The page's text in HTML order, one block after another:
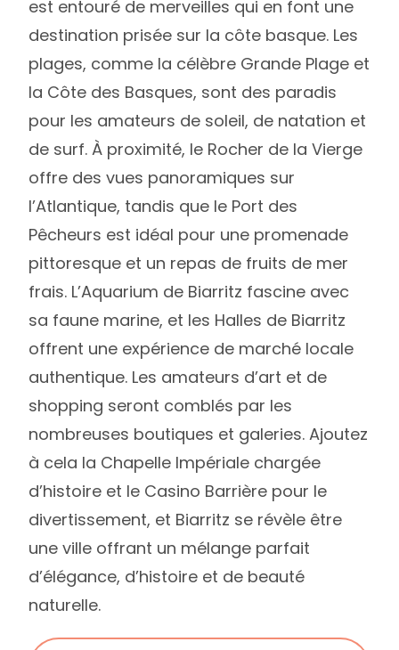
est entouré de merveilles qui en font une
destination prisée sur la côte basque. Les
plages, comme la célèbre Grande Plage et
la Côte des Basques, sont des paradis
pour les amateurs de soleil, de natation et
de surf. À proximité, le Rocher de la Vierge
offre des vues panoramiques sur
l’Atlantique, tandis que le Port des
Pêcheurs est idéal pour une promenade
pittoresque et un repas de fruits de mer
frais. L’Aquarium de Biarritz fascine avec
sa faune marine, et les Halles de Biarritz
offrent une expérience de marché locale
authentique. Les amateurs d’art et de
shopping seront comblés par les
nombreuses boutiques et galeries. Ajoutez
à cela la Chapelle Impériale chargée
d’histoire et le Casino Barrière pour le
divertissement, et Biarritz se révèle être
une ville offrant un mélange parfait
d’élégance, d’histoire et de beauté
naturelle.